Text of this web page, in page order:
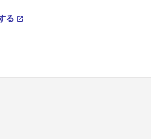
る